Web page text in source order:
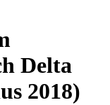
Delta
2018)